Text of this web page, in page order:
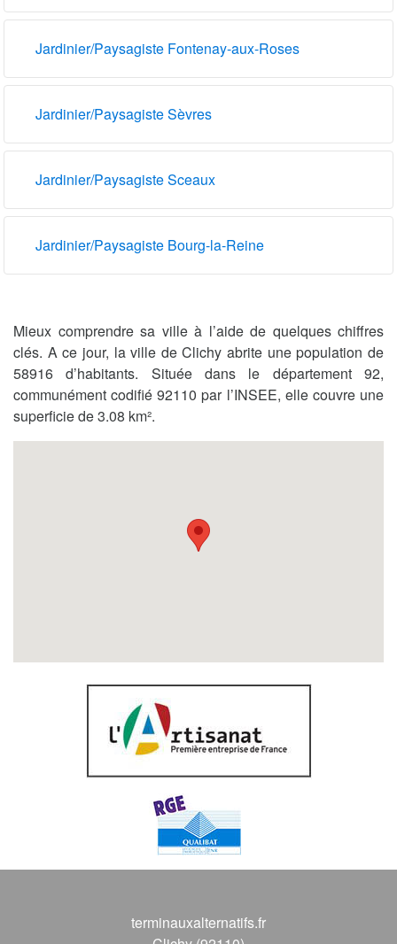
Jardinier/Paysagiste Fontenay-aux-Roses
Jardinier/Paysagiste Sèvres
Jardinier/Paysagiste Sceaux
Jardinier/Paysagiste Bourg-la-Reine
Mieux comprendre sa ville à l’aide de quelques chiffres
clés. A ce jour, la ville de Clichy abrite une population de
58916 d’habitants. Située dans le département 92,
communément codifié 92110 par l’INSEE, elle couvre une
superficie de 3.08 km².
terminauxalternatifs.fr